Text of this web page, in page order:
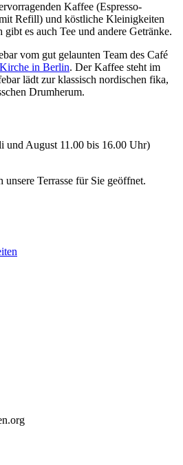
Kaffee (Espresso-
Refill) und köstliche Kleinigkeiten
es auch Tee und andere Getränke.
vom gut gelaunten Team des Café
in Berlin. Der Kaffee steht im
lädt zur klassisch nordischen fika,
Drumherum.
und August 11.00 bis 16.00 Uhr)
unsere Terrasse für Sie geöffnet.